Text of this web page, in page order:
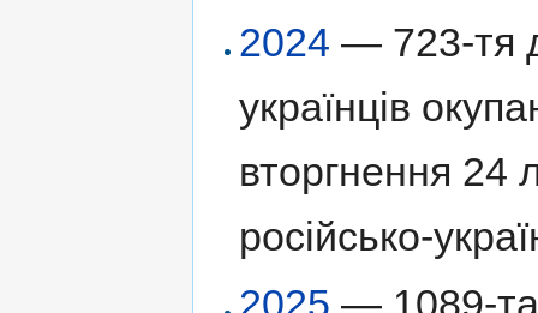
2024 — 723-тя
українців
вторгнення 24
російсько-
2025 — 1089-та